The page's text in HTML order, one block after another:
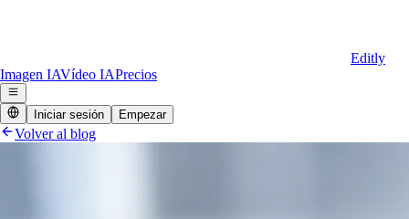
Editly
Imagen IAVídeo IAPrecios
Iniciar sesión Empezar
Volver al blog